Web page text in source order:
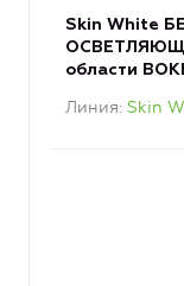
Skin White
области
Линия Skin